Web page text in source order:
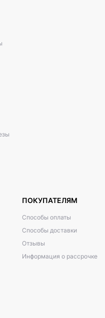
ПОКУПАТЕЛЯМ
Способы оплаты
Способы доставки
Отзывы
Информация о рассрочке